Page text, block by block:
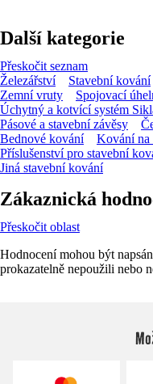
Další kategorie
Přeskočit seznam
Železářství
Stavební kování
Zemní vruty
Spojovací
Úchytný a kotvící systém
Pásové a stavební závěsy
Bednové kování
Kování na
Příslušenství pro stavební
Jiná stavební kování
Zákaznická
Přeskočit oblast
Hodnocení mohou být
prokazatelně nepoužili nebo